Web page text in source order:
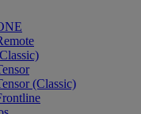
(Classic)